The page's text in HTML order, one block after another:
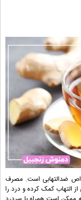
ضدالتهابی است. مصرف
التهاب کمک کرده و درد را